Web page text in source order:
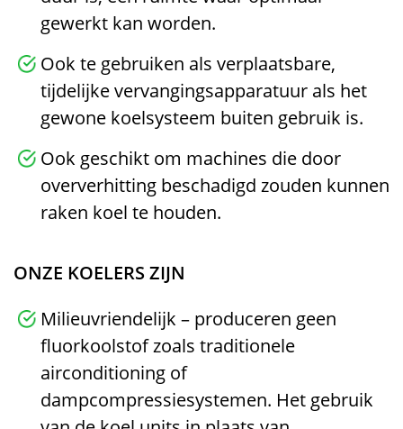
gewerkt kan worden.
Ook te gebruiken als verplaatsbare,
tijdelijke vervangingsapparatuur als het
gewone koelsysteem buiten gebruik is.
Ook geschikt om machines die door
oververhitting beschadigd zouden kunnen
raken koel te houden.
ONZE KOELERS ZIJN
Milieuvriendelijk – produceren geen
fluorkoolstof zoals traditionele
airconditioning of
dampcompressiesystemen. Het gebruik